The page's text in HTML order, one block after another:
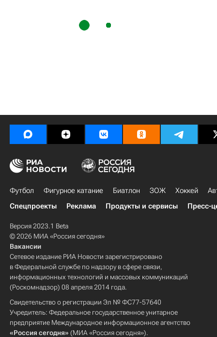
Футбол Фигурное катание Биатлон ЗОЖ Хоккей
Спецпроекты
Реклама Продукты и сервисы Пресс-
Версия 2023.1 Beta
© 2026 МИА «Россия сегодня»
Вакансии
Сетевое издание РИА Новости зарегистрировано
в Федеральной службе по надзору в сфере связи,
информационных технологий и массовых коммуникаций
(Роскомнадзор) 08 апреля 2014 года.
Свидетельство о регистрации Эл № ФС77-57640
Учредитель: Федеральное государственное унитарное
предприятие Международное информационное агентство
«Россия сегодня» (МИА «Россия сегодня»).